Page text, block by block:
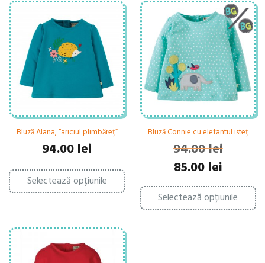
Bluză Alana, “ariciul plimbăreț”
94.00 lei
Selectează opțiunile
Acest
produs
are
multe
Opțiunile
pot
fi
Bluză Connie cu elefantul isteț
94.00lei
Prețul
inițial
a
fost:
94.00 lei.
85.00 leiPrețul
curent
este:
85.00 lei.
Selectează opțiunile